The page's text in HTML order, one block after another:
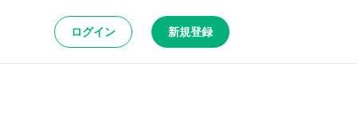
ログイン 新規登録